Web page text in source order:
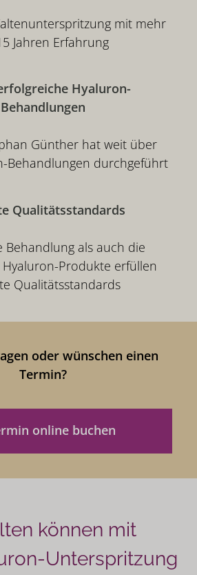
mit mehr
Jahren Erfahrung
Hyaluron-
Behandlungen
Günther hat weit über
Behandlungen durchgeführt
Qualitätsstandards
Behandlung als auch die
Hyaluron-Produkte erfüllen
Qualitätsstandards
oder wünschen einen
Termin?
online buchen
können mit
Unterspritzung